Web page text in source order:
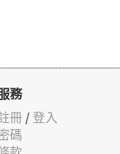
務
冊 / 登入
碼